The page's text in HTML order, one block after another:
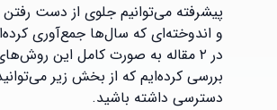
پیشرفته می‌توانیم جلوی از دست رفتن
و اندوخته‌ای که سال‌ها جمع‌آوری
در ۲ مقاله به صورت کامل این
بررسی کرده‌ایم که از بخش زیر
دسترسی داشته باشید.